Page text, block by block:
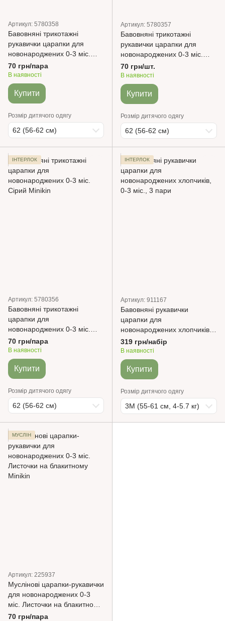
Артикул: 5780358
Бавовняні трикотажні
рукавички царапки для
новонароджених 0-3 міс.
Білий з малюнком
70 грн/пара
В наявності
Купити
Розмір дитячого одягу
62 (56-62 см)
Артикул: 5780357
Бавовняні трикотажні
рукавички царапки для
новонароджених 0-3 міс.
Ваніль Minikin
70 грн/шт.
В наявності
Купити
Розмір дитячого одягу
62 (56-62 см)
ІНТЕРЛОК
Артикул: 5780356
Бавовняні трикотажні
царапки для
новонароджених 0-3 міс.
Сірий Minikin
70 грн/пара
В наявності
Купити
Розмір дитячого одягу
62 (56-62 см)
ІНТЕРЛОК
Артикул: 911167
Бавовняні рукавички
царапки для
новонароджених хлопчиків,
0-3 міс., 3 пари
319 грн/набір
В наявності
Купити
Розмір дитячого одягу
3М (55-61 см, 4-5.7 кг)
МУСЛІН
Артикул: 225937
Муслінові царапки-рукавички
для новонароджених 0-3
міс. Листочки на блакитному
Minikin
70 грн/пара